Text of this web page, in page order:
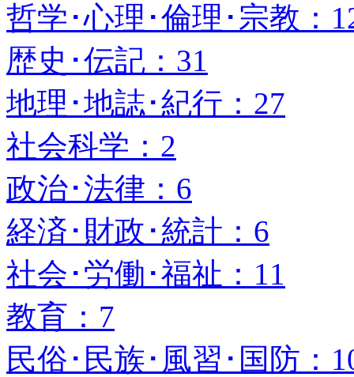
哲学･心理･倫理･宗教：
歴史･伝記：31
地理･地誌･紀行：27
社会科学：2
政治･法律：6
経済･財政･統計：6
社会･労働･福祉：11
教育：7
民俗･民族･風習･国防：